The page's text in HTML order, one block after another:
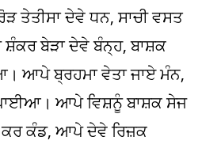
ਦੇਵੇ ਧਨ, ਸਾਚੀ ਵਸਤ
ਬੇੜਾ ਦੇਵੇ ਬੰਨ੍ਹ, ਬਾਸ਼ਕ
ਆਪੇ ਬ੍ਰਹਮਾ ਵੇਤਾ ਜਾਏ ਮੰਨ,
ਆਪੇ ਵਿਸ਼ਨੂੰ ਬਾਸ਼ਕ ਸੇਜ
ਕੰਡ, ਆਪੇ ਦੇਵੇ ਰਿਜ਼ਕ